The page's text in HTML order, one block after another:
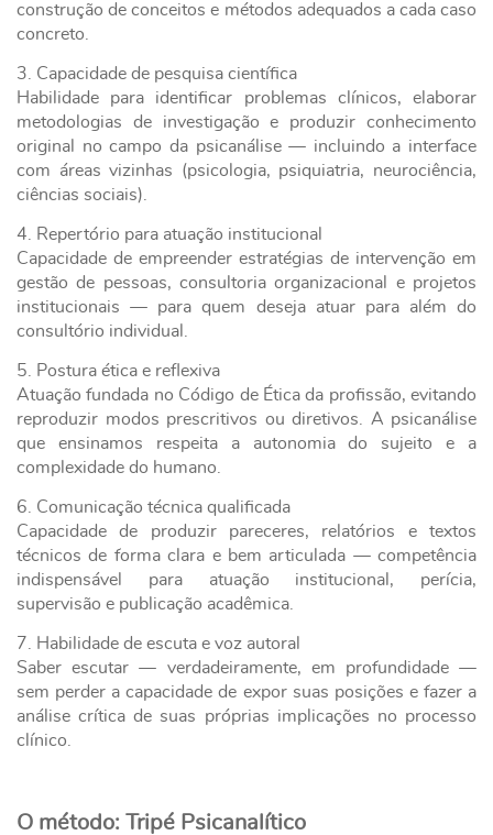
construção de conceitos e métodos adequados a cada caso
concreto.
3. Capacidade de pesquisa científica
Habilidade para identificar problemas clínicos, elaborar
metodologias de investigação e produzir conhecimento
original no campo da psicanálise — incluindo a interface
com áreas vizinhas (psicologia, psiquiatria, neurociência,
ciências sociais).
4. Repertório para atuação institucional
Capacidade de empreender estratégias de intervenção em
gestão de pessoas, consultoria organizacional e projetos
institucionais — para quem deseja atuar para além do
consultório individual.
5. Postura ética e reflexiva
Atuação fundada no Código de Ética da profissão, evitando
reproduzir modos prescritivos ou diretivos. A psicanálise
que ensinamos respeita a autonomia do sujeito e a
complexidade do humano.
6. Comunicação técnica qualificada
Capacidade de produzir pareceres, relatórios e textos
técnicos de forma clara e bem articulada — competência
indispensável para atuação institucional, perícia,
supervisão e publicação acadêmica.
7. Habilidade de escuta e voz autoral
Saber escutar — verdadeiramente, em profundidade —
sem perder a capacidade de expor suas posições e fazer a
análise crítica de suas próprias implicações no processo
clínico.
O método: Tripé Psicanalítico